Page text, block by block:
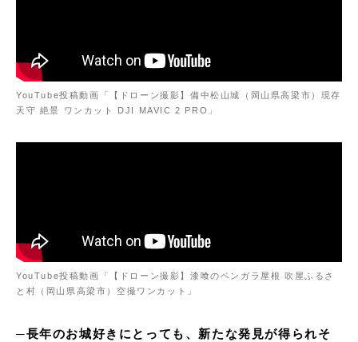
YouTube投稿動画「【ドローン撮影】備中松山城（岡山県高梁市）現存
天守 絶景 ワンカット DJI MAVIC 2 PRO」
YouTube投稿動画「【ドローン撮影】漆喰のベンガラ屋根 吹屋ふるさ
と村（岡山県高梁市）空撮ワンカット」
─長年のお城好きにとっても、新たな発見が得られそ